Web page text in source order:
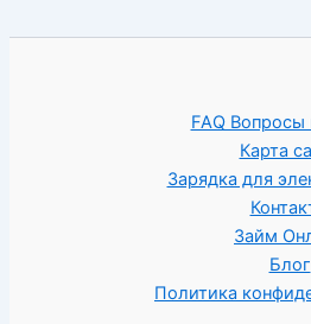
FAQ
Карта
Зарядка для
Займ
Блог
Политика